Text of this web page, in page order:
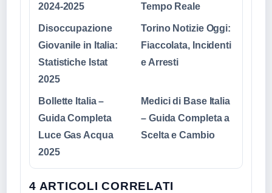
2024-2025
Tempo Reale
Disoccupazione
Giovanile in Italia:
Statistiche Istat
2025
Torino Notizie Oggi:
Fiaccolata, Incidenti
e Arresti
Bollette Italia –
Guida Completa
Luce Gas Acqua
2025
Medici di Base Italia
– Guida Completa a
Scelta e Cambio
4 ARTICOLI CORRELATI